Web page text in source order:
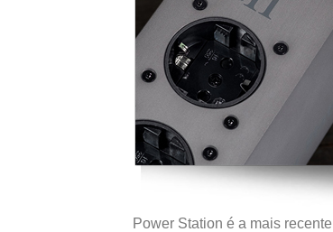
Power Station é a mais